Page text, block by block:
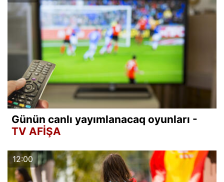
Günün canlı yayımlanacaq oyunları -
TV AFİŞA
12:00